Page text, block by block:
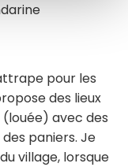
pour les
des lieux
avec des
paniers. Je
village, lorsque